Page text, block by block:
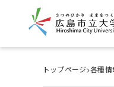
トップページ>各種情